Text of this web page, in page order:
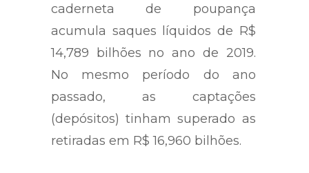
caderneta de poupança
acumula saques líquidos de R$
14,789 bilhões no ano de 2019.
No mesmo período do ano
passado, as captações
(depósitos) tinham superado as
retiradas em R$ 16,960 bilhões.